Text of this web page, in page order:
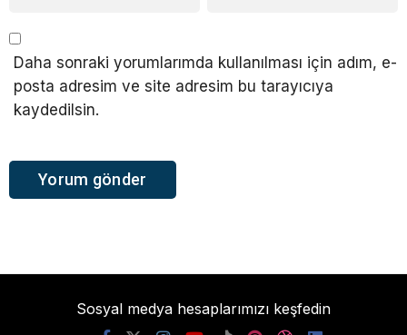
Daha sonraki yorumlarımda kullanılması için adım, e-
posta adresim ve site adresim bu tarayıcıya
kaydedilsin.
Sosyal medya hesaplarımızı keşfedin